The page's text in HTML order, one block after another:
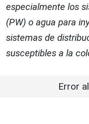
especialmente los
(PW) o agua para
sistemas de
susceptibles a la
Error